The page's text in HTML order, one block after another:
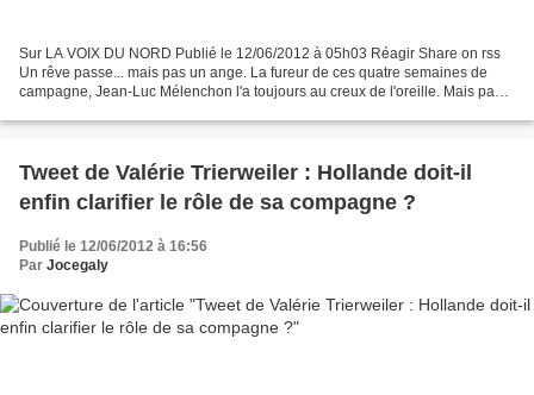
Sur LA VOIX DU NORD Publié le 12/06/2012 à 05h03 Réagir Share on rss
Un rêve passe... mais pas un ange. La fureur de ces quatre semaines de
campagne, Jean-Luc Mélenchon l'a toujours au creux de l'oreille. Mais pas
Tweet de Valérie Trierweiler : Hollande doit-il
enfin clarifier le rôle de sa compagne ?
Publié le 12/06/2012 à 16:56
Par Jocegaly